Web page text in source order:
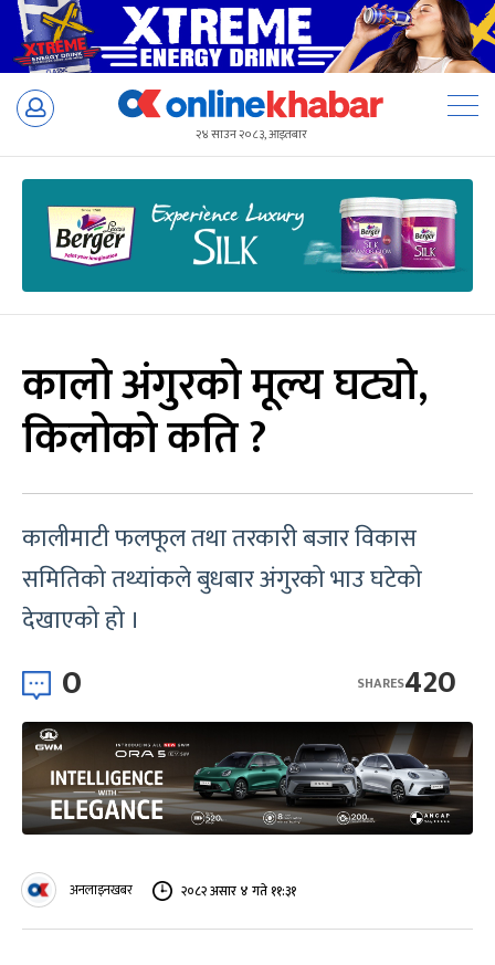
Skip
२४ साउन २०८३, आइतबार
कालो अंगुरको मूल्य घट्यो,
किलोको कति ?
कालीमाटी फलफूल तथा तरकारी बजार विकास
समितिको तथ्यांकले बुधबार अंगुरको भाउ घटेको
देखाएको हो ।
0 420
SHARES
अनलाइनखबर २०८२ असार ४ गते ११:३१